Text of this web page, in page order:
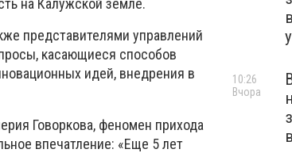
на Калужской земле.
представителями управлений
касающиеся способов
идей, внедрения в
Говоркова, феномен прихода
впечатление: «Еще 5 лет
10:26
Вчора